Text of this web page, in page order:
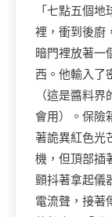
「七點五個
裡，衝到後廚
暗門裡放著一
西。他輸入了
（這是醬料
會用）。保險
著詭異紅色光
機，但頂部插
顫抖著拿起儀
電流聲，接著